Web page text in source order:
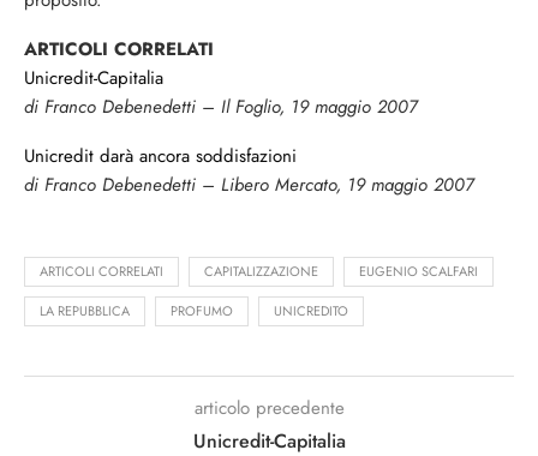
ARTICOLI CORRELATI
Unicredit-Capitalia
di Franco Debenedetti – Il Foglio, 19 maggio 2007
Unicredit darà ancora soddisfazioni
di Franco Debenedetti – Libero Mercato, 19 maggio 2007
ARTICOLI CORRELATI CAPITALIZZAZIONE EUGENIO SCALFARI
LA REPUBBLICA PROFUMO UNICREDITO
articolo precedente
Unicredit-Capitalia